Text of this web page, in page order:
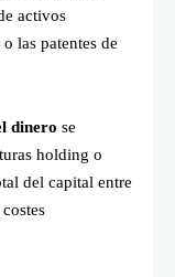
activos
las patentes de
dinero se
holding o
del capital entre